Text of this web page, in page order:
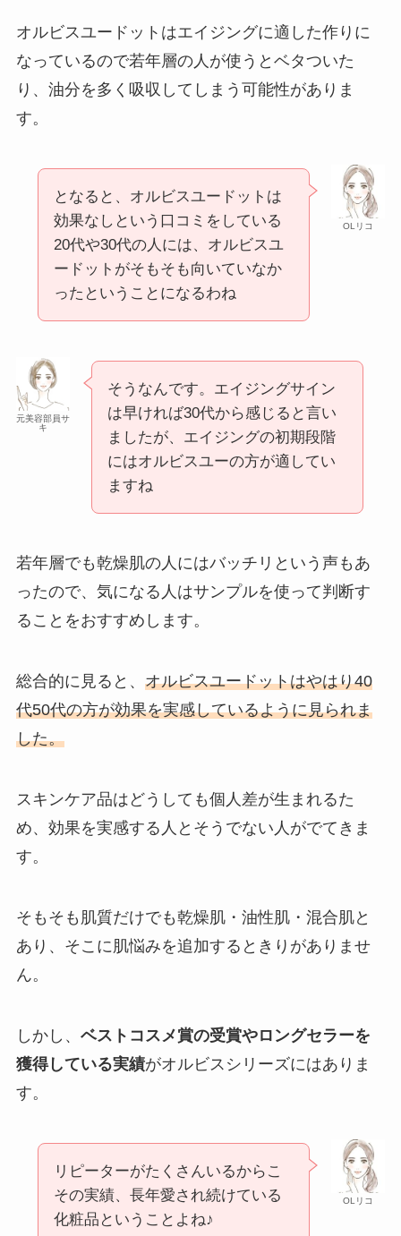
オルビスユードットはエイジングに適した作りに
なっているので若年層の人が使うとベタついた
り、油分を多く吸収してしまう可能性がありま
す。
OLリコ
となると、オルビスユードットは
効果なしという口コミをしている
20代や30代の人には、オルビスユ
ードットがそもそも向いていなか
ったということになるわね
元美容部員サ
キ
そうなんです。エイジングサイン
は早ければ30代から感じると言い
ましたが、エイジングの初期段階
にはオルビスユーの方が適してい
ますね
若年層でも乾燥肌の人にはバッチリという声もあ
ったので、気になる人はサンプルを使って判断す
ることをおすすめします。
総合的に見ると、 オルビスユードットはやはり40
代50代の方が効果を実感しているように見られま
した。
スキンケア品はどうしても個人差が生まれるた
め、効果を実感する人とそうでない人がでてきま
す。
そもそも肌質だけでも乾燥肌・油性肌・混合肌と
あり、そこに肌悩みを追加するときりがありませ
ん。
しかし、 ベストコスメ賞の受賞やロングセラーを
獲得している実績がオルビスシリーズにはありま
す。
OLリコ
リピーターがたくさんいるからこ
その実績、長年愛され続けている
化粧品ということよね♪